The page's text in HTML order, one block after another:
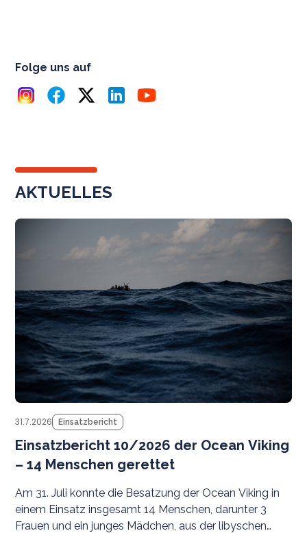
Folge uns auf
AKTUELLES
31.7.2026 Einsatzbericht
Einsatzbericht 10/2026 der Ocean Viking
– 14 Menschen gerettet
Am 31. Juli konnte die Besatzung der Ocean Viking in
einem Einsatz insgesamt 14 Menschen, darunter 3
Frauen und ein junges Mädchen, aus der libyschen